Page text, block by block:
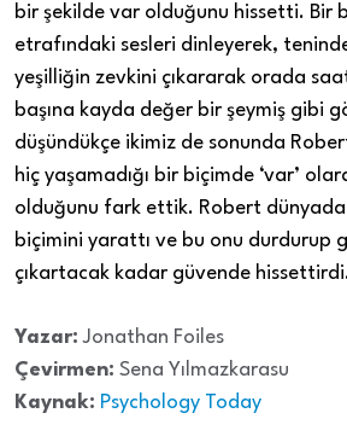
bir şekilde var olduğunu hissetti. Bir
etrafındaki sesleri dinleyerek,
yeşilliğin zevkini çıkararak orada
başına kayda değer bir şeymiş gibi
düşündükçe ikimiz de sonunda
hiç yaşamadığı bir biçimde ‘var’
olduğunu fark ettik. Robert
biçimini yarattı ve bu onu durdurup
çıkartacak kadar güvende
Yazar: Jonathan Foiles
Çevirmen: Sena Yılmazkarasu
Kaynak: Psychology Today